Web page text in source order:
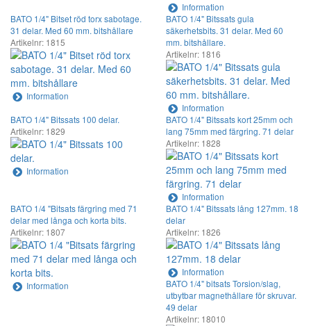
Information
BATO 1/4" Bitset röd torx sabotage.
31 delar. Med 60 mm. bitshållare
Artikelnr: 1815
Information
BATO 1/4" Bitssats gula
säkerhetsbits. 31 delar. Med 60
mm. bitshållare.
Artikelnr: 1816
Information
BATO 1/4" Bitssats 100 delar.
Artikelnr: 1829
Information
BATO 1/4" Bitssats kort 25mm och
lang 75mm med färgring. 71 delar
Artikelnr: 1828
Information
BATO 1/4 "Bitsats färgring med 71
delar med långa och korta bits.
Artikelnr: 1807
Information
BATO 1/4" Bitssats lång 127mm. 18
delar
Artikelnr: 1826
Information
BATO 1/4" bitsats Torsion/slag,
utbytbar magnethållare för skruvar.
49 delar
Artikelnr: 18010